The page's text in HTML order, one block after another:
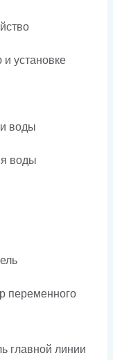
установке
воды
воды
переменного
главной линии